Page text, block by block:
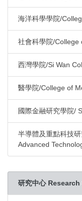
海洋科學學院/
社會科學院/College
西灣學院/Si Wan
醫學院/College of
國際金融研究學院/
半導體及重點科技
Advanced
研究中心